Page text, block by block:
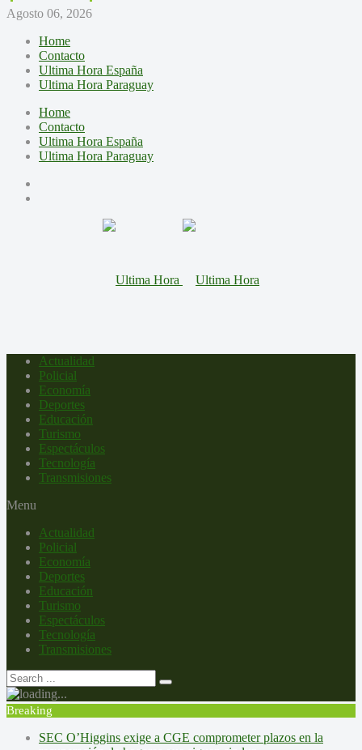
Agosto 06, 2026
Home
Contacto
Ultima Hora España
Ultima Hora Paraguay
Home
Contacto
Ultima Hora España
Ultima Hora Paraguay
Actualidad
Policial
Economía
Deportes
Educación
Turismo
Espectáculos
Tecnología
Transmisiones
Menu
Actualidad
Policial
Economía
Deportes
Educación
Turismo
Espectáculos
Tecnología
Transmisiones
Breaking
SEC O’Higgins exige a CGE comprometer plazos en la